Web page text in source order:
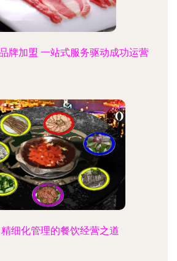
牌加盟 一站式服务驱动成功运营
细化管理的餐饮经营之道